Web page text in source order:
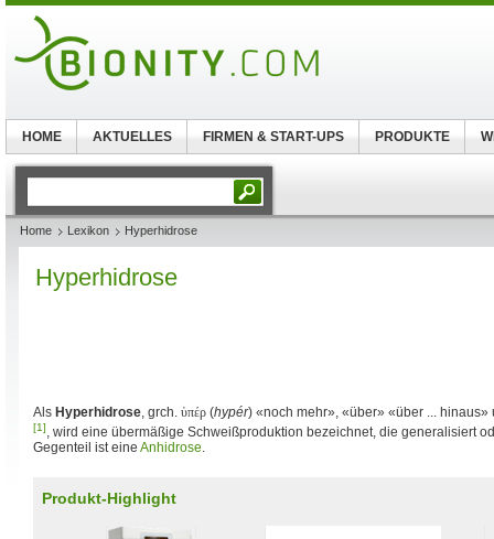
Home Lexikon Hyperhidrose
Hyperhidrose
Als Hyperhidrose, grch. ὑπέρ (hypér) «noch mehr», «über» «über ...
[1], wird eine übermäßige Schweißproduktion bezeichnet, die generalisiert
Gegenteil ist eine Anhidrose.
Produkt-Highlight
HOME AKTUELLES FIRMEN & START-UPS PRODUKTE